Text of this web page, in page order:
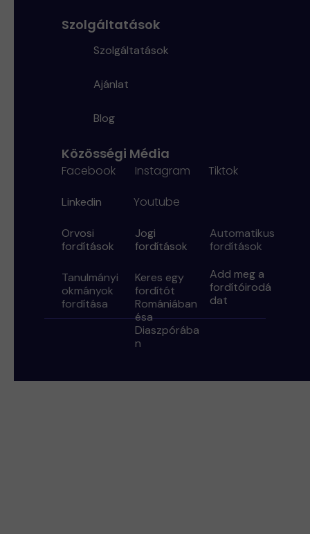
Linkedin Youtube
Tiktok
Instagram
Tanulmányi
okmányok
fordítása
Automatikus
fordítások
Jogi
fordítások
Add meg a
fordítóirodá
dat
Keres egy
fordítót
Romániában
ésa
Diaszpórába
n
Orvosi
fordítások
Facebook
Szolgáltatások
Szolgáltatások
Ajánlat
Blog
Közösségi Média